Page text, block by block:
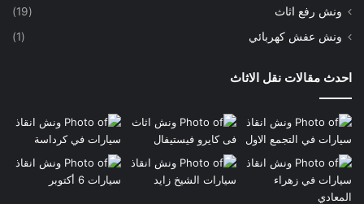
ونش رفع اثاث
(19)
ونش عفش كهربائي
(1)
احدث مقالات نقل الاثاث